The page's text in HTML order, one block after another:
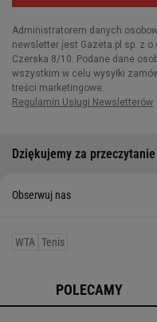
Dziękujemy za przeczytanie
Obserwuj nas
WTA Tenis
POLECAMY